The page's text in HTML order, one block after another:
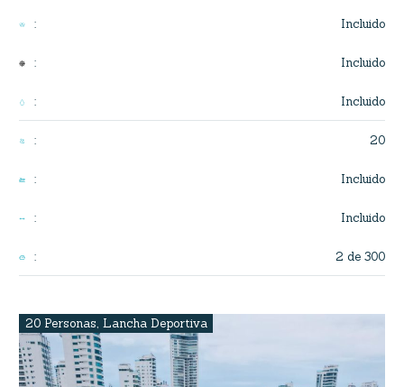
: Incluido
: Incluido
: Incluido
: 20
: Incluido
: Incluido
: 2 de 300
20 Personas, Lancha Deportiva